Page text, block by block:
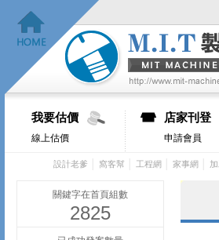
我要估價
線上估價
店家刊登
申請會員
設計老爹 窩客幫 工程網 家事網
關鍵字在首頁組數
2825